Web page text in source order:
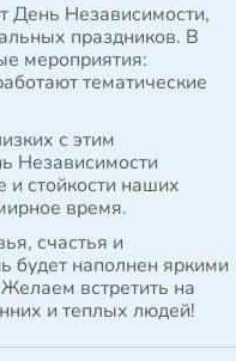
День Независимости,
праздников. В
мероприятия:
тематические
с этим
Независимости
и стойкости наших
время.
счастья и
будет наполнен яркими
встретить на
и теплых людей!